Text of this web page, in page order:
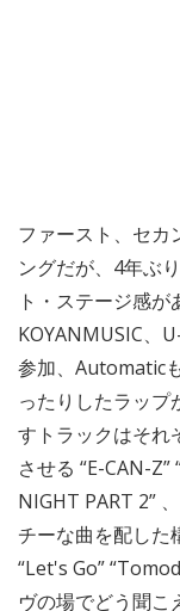
ファースト、セカ
ングだが、4年ぶ
ト・ステージ感が
KOYANMUSIC、
参加、Automatic
ったりしたラップ
すトラックはそれ
させる “E-CAN-
NIGHT PART 2”
チーな曲を配した
“Let's Go”
ヴの場でどう聞こ